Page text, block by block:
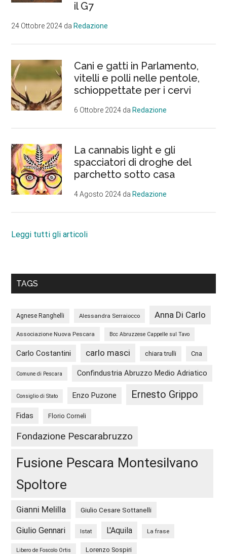
il G7
24 Ottobre 2024 daRedazione
Cani e gatti in Parlamento,
vitelli e polli nelle pentole,
schioppettate per i cervi
6 Ottobre 2024 daRedazione
La cannabis light e gli
spacciatori di droghe del
parchetto sotto casa
4 Agosto 2024 daRedazione
Leggi tutti gli articoli
TAGS
Agnese Ranghelli Alessandra Serraiocco Anna Di Carlo
Associazione Nuova Pescara Bcc Abruzzese Cappelle sul Tavo
Carlo Costantini carlo masci chiara trulli Cna
Comune di Pescara Confindustria Abruzzo Medio Adriatico
Consiglio di Stato Enzo Puzone Ernesto Grippo
Fidas Florio Corneli
Fondazione Pescarabruzzo
Fusione Pescara Montesilvano
Spoltore
Gianni Melilla Giulio Cesare Sottanelli
Giulio Gennari Istat L'Aquila La frase
Libero de Foscolo Ortis Lorenzo Sospiri